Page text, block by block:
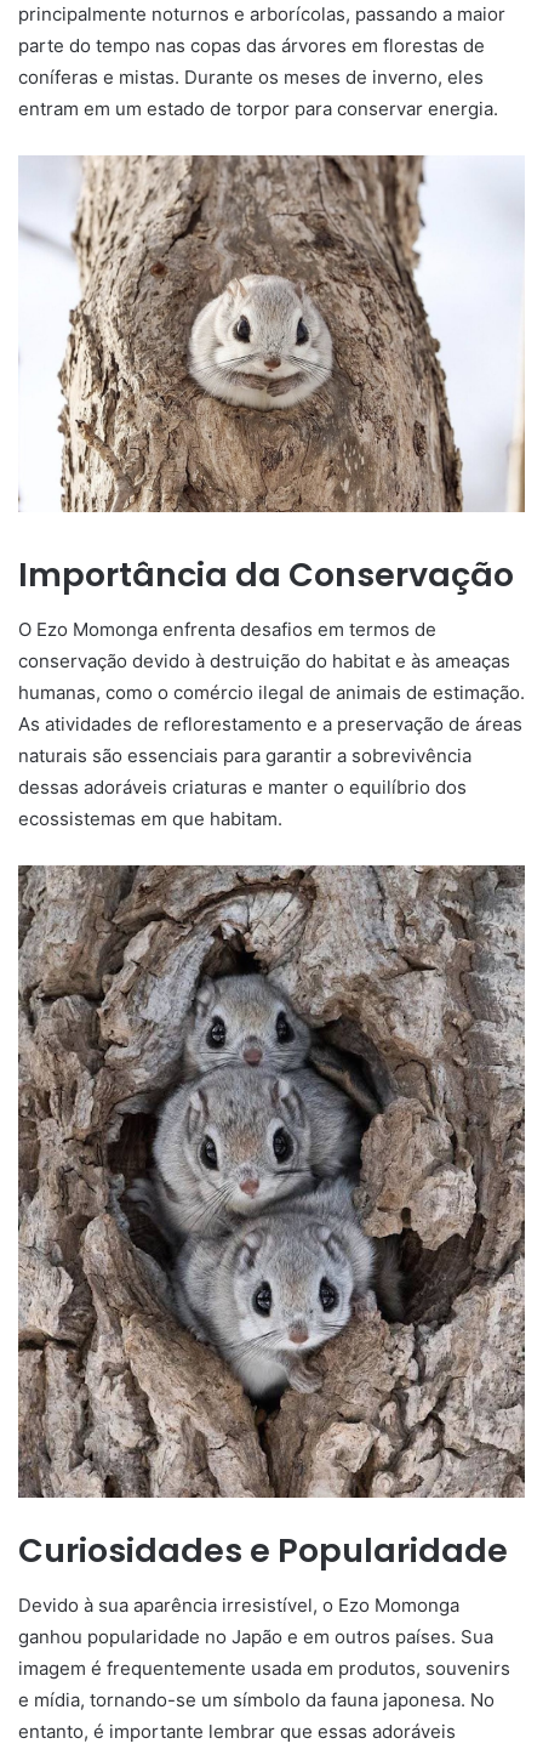
principalmente noturnos e arborícolas, passando a maior
parte do tempo nas copas das árvores em florestas de
coníferas e mistas. Durante os meses de inverno, eles
entram em um estado de torpor para conservar energia.
Importância da Conservação
O Ezo Momonga enfrenta desafios em termos de
conservação devido à destruição do habitat e às ameaças
humanas, como o comércio ilegal de animais de estimação.
As atividades de reflorestamento e a preservação de áreas
naturais são essenciais para garantir a sobrevivência
dessas adoráveis criaturas e manter o equilíbrio dos
ecossistemas em que habitam.
Curiosidades e Popularidade
Devido à sua aparência irresistível, o Ezo Momonga
ganhou popularidade no Japão e em outros países. Sua
imagem é frequentemente usada em produtos, souvenirs
e mídia, tornando-se um símbolo da fauna japonesa. No
entanto, é importante lembrar que essas adoráveis